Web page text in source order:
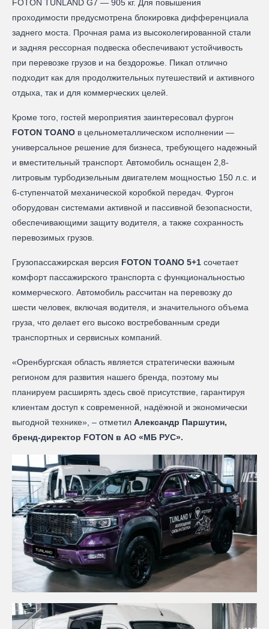
FOTON TUNLAND G7 — 905 кг. Для повышения
проходимости предусмотрена блокировка дифференциала
заднего моста. Прочная рама из высоколегированной стали
и задняя рессорная подвеска обеспечивают устойчивость
при перевозке грузов и на бездорожье. Пикап отлично
подходит как для продолжительных путешествий и активного
отдыха, так и для коммерческих целей.
Кроме того, гостей мероприятия заинтересовал фургон
FOTON TOANO в цельнометаллическом исполнении —
универсальное решение для бизнеса, требующего надежный
и вместительный транспорт. Автомобиль оснащен 2,8-
литровым турбодизельным двигателем мощностью 150 л.с. и
6-ступенчатой механической коробкой передач. Фургон
оборудован системами активной и пассивной безопасности,
обеспечивающими защиту водителя, а также сохранность
перевозимых грузов.
Грузопассажирская версия FOTON TOANO 5+1 сочетает
комфорт пассажирского транспорта с функциональностью
коммерческого. Автомобиль рассчитан на перевозку до
шести человек, включая водителя, и значительного объема
груза, что делает его высоко востребованным среди
транспортных и сервисных компаний.
«Оренбургская область является стратегически важным
регионом для развития нашего бренда, поэтому мы
планируем расширять здесь своё присутствие, гарантируя
клиентам доступ к современной, надёжной и экономически
выгодной технике», – отметил Александр Паршутин,
бренд-директор FOTON в АО «МБ РУС».